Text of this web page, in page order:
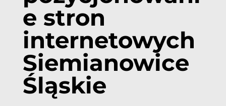
e stron
internetowych
Siemianowice
Śląskie